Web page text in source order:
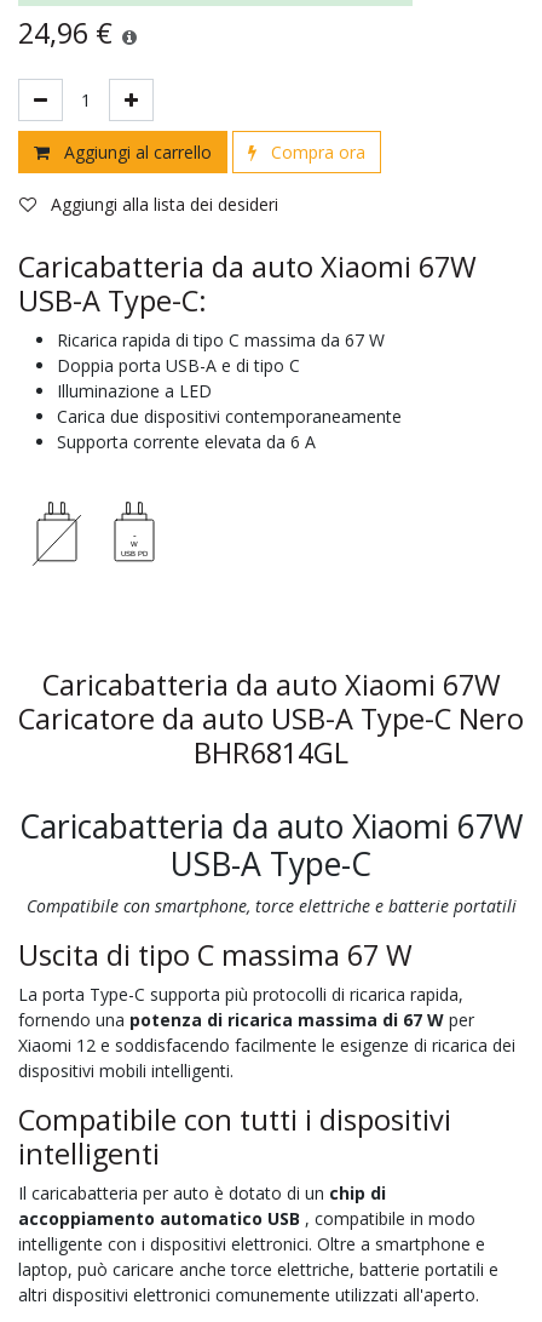
24,96 €
Aggiungi al carrello Compra ora
Aggiungi alla lista dei desideri
Caricabatteria da auto Xiaomi 67W
USB-A Type-C:
Ricarica rapida di tipo C massima da 67 W
Doppia porta USB-A e di tipo C
Illuminazione a LED
Carica due dispositivi contemporaneamente
Supporta corrente elevata da 6 A
Caricabatteria da auto Xiaomi 67W
Caricatore da auto USB-A Type-C Nero
BHR6814GL
Caricabatteria da auto Xiaomi 67W
USB-A Type-C
Compatibile con smartphone, torce elettriche e batterie portatili
Uscita di tipo C massima 67 W
La porta Type-C supporta più protocolli di ricarica rapida,
fornendo una potenza di ricarica massima di 67 W per
Xiaomi 12 e soddisfacendo facilmente le esigenze di ricarica dei
dispositivi mobili intelligenti.
Compatibile con tutti i dispositivi
intelligenti
Il caricabatteria per auto è dotato di un chip di
accoppiamento automatico USB , compatibile in modo
intelligente con i dispositivi elettronici. Oltre a smartphone e
laptop, può caricare anche torce elettriche, batterie portatili e
altri dispositivi elettronici comunemente utilizzati all'aperto.